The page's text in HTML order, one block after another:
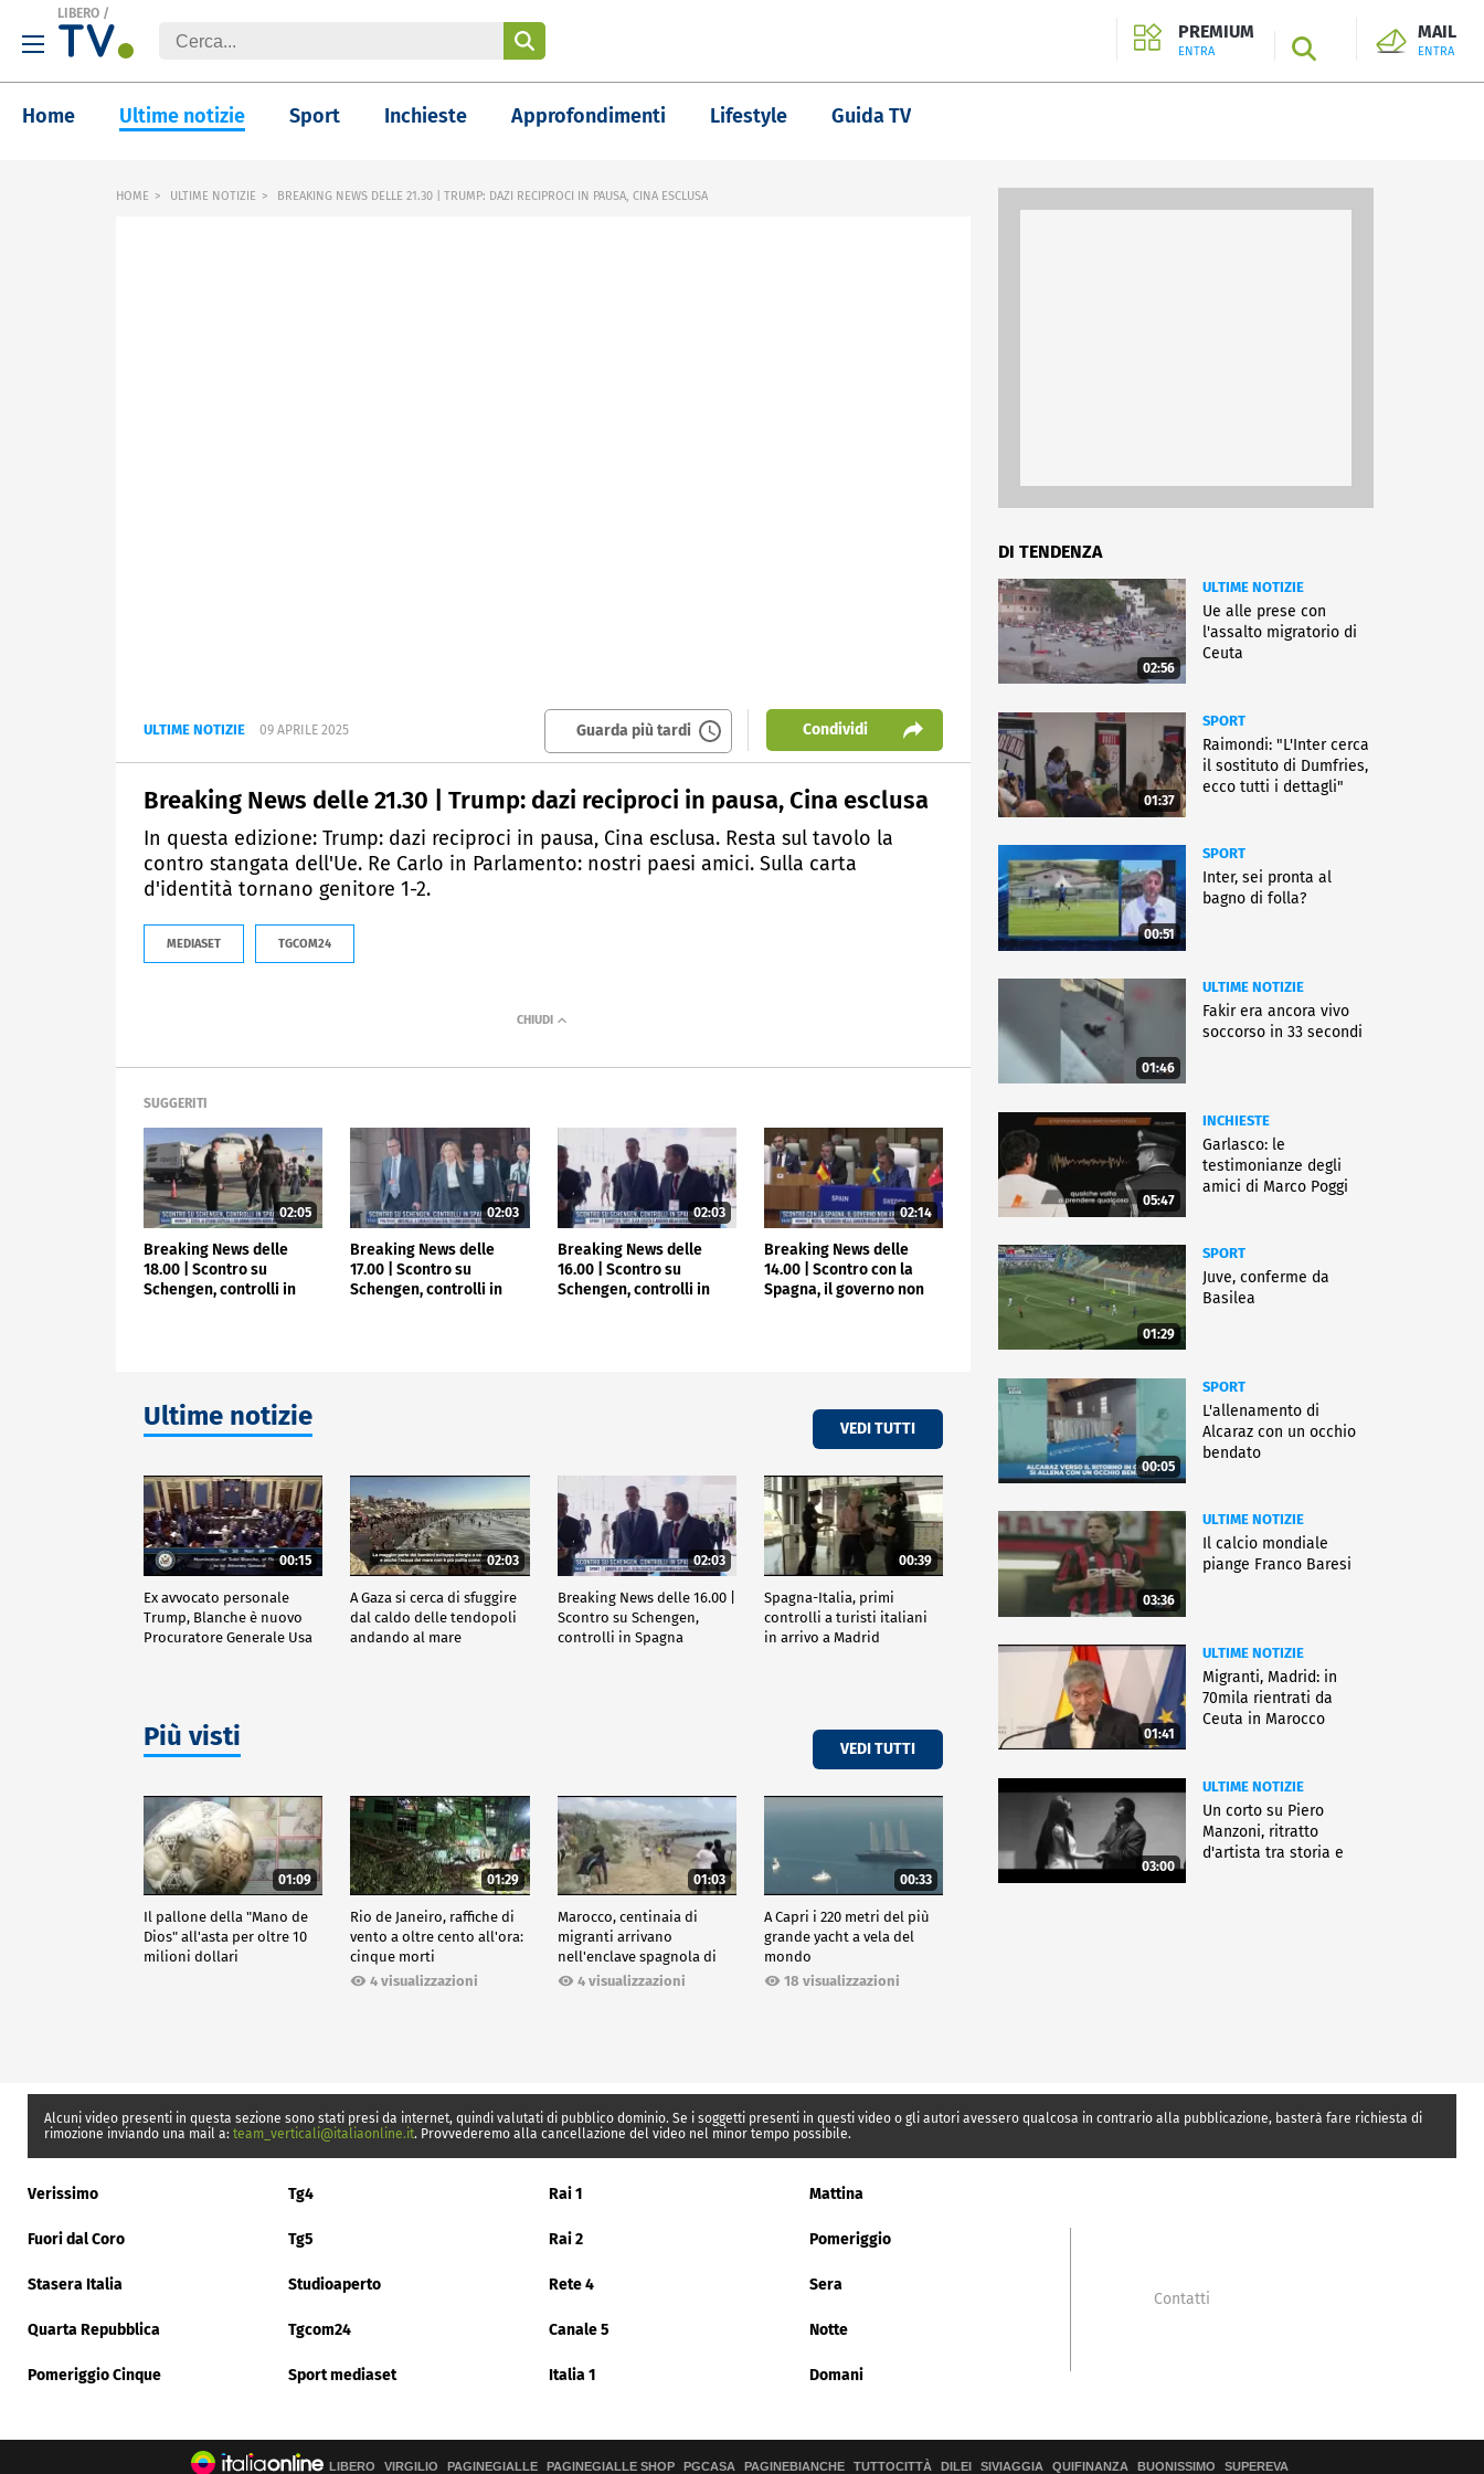
LIBERO /
PREMIUM
ENTRA SEARCH
MAIL
ENTRA
Home Ultime notizie Sport Inchieste Approfondimenti Lifestyle Guida TV
HOME ULTIME NOTIZIE BREAKING NEWS DELLE 21.30 | TRUMP: DAZI RECIPROCI IN PAUSA, CINA ESCLUSA
ULTIME NOTIZIE 09 APRILE 2025 Guarda più tardi Condividi
Breaking News delle 21.30 | Trump: dazi reciproci in pausa, Cina esclusa
In questa edizione: Trump: dazi reciproci in pausa, Cina esclusa. Resta sul tavolo la
contro stangata dell'Ue. Re Carlo in Parlamento: nostri paesi amici. Sulla carta
d'identità tornano genitore 1-2.
MEDIASET TGCOM24
SUGGERITI
02:05
Breaking News delle
18.00 | Scontro su
Schengen, controlli in
02:03
Breaking News delle
17.00 | Scontro su
Schengen, controlli in
02:03
Breaking News delle
16.00 | Scontro su
Schengen, controlli in
02:14
Breaking News delle
14.00 | Scontro con la
Spagna, il governo non
Ultime notizie VEDI TUTTI
00:15
Ex avvocato personale
Trump, Blanche è nuovo
Procuratore Generale Usa
02:03
A Gaza si cerca di sfuggire
dal caldo delle tendopoli
andando al mare
02:03
Breaking News delle 16.00 |
Scontro su Schengen,
controlli in Spagna
00:39
Spagna-Italia, primi
controlli a turisti italiani
in arrivo a Madrid
Più visti VEDI TUTTI
01:09
Il pallone della "Mano de
Dios" all'asta per oltre 10
milioni dollari
01:29
Rio de Janeiro, raffiche di
vento a oltre cento all'ora:
cinque morti
4 visualizzazioni
01:03
Marocco, centinaia di
migranti arrivano
nell'enclave spagnola di
Ceuta4 visualizzazioni
00:33
A Capri i 220 metri del più
grande yacht a vela del
mondo
18 visualizzazioni
DI TENDENZA
02:56
ULTIME NOTIZIE
Ue alle prese con
l'assalto migratorio di
Ceuta
01:37
SPORT
Raimondi: "L'Inter cerca
il sostituto di Dumfries,
ecco tutti i dettagli"
00:51
SPORT
Inter, sei pronta al
bagno di folla?
01:46
ULTIME NOTIZIE
Fakir era ancora vivo
soccorso in 33 secondi
05:47
INCHIESTE
Garlasco: le
testimonianze degli
amici di Marco Poggi
01:29
SPORT
Juve, conferme da
Basilea
00:05
SPORT
L'allenamento di
Alcaraz con un occhio
bendato
03:36
ULTIME NOTIZIE
Il calcio mondiale
piange Franco Baresi
01:41
ULTIME NOTIZIE
Migranti, Madrid: in
70mila rientrati da
Ceuta in Marocco
03:00
ULTIME NOTIZIE
Un corto su Piero
Manzoni, ritratto
d'artista tra storia e
Alcuni video presenti in questa sezione sono stati presi da internet, quindi valutati di pubblico dominio. Se i soggetti presenti in questi video o gli autori avessero qualcosa in contrario alla pubblicazione, basterà fare richiesta di
rimozione inviando una mail a: team_verticali@italiaonline.it. Provvederemo alla cancellazione del video nel minor tempo possibile.
Verissimo Tg4 Rai 1 Mattina
Fuori dal Coro Tg5 Rai 2 Pomeriggio
Stasera Italia Studioaperto Rete 4 Sera
Quarta Repubblica Tgcom24 Canale 5 Notte
Pomeriggio Cinque Sport mediaset Italia 1 Domani
Contatti
LIBERO VIRGILIO PAGINEGIALLE PAGINEGIALLE SHOP PGCASA PAGINEBIANCHE TUTTOCITTÀ DILEI SIVIAGGIA QUIFINANZA BUONISSIMO SUPEREVA